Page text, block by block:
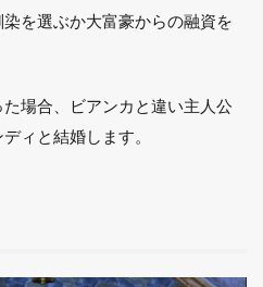
を選ぶか大富豪からの融資を
場合、ビアンカと違い主人公
ィと結婚します。